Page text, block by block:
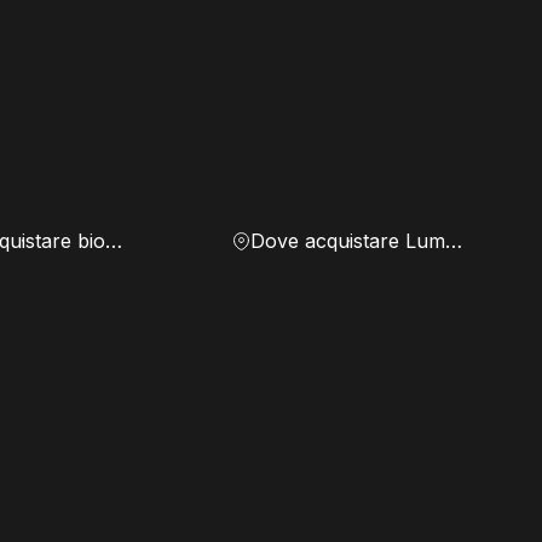
Dove acquistare biomassa Dove acquistare Lumen